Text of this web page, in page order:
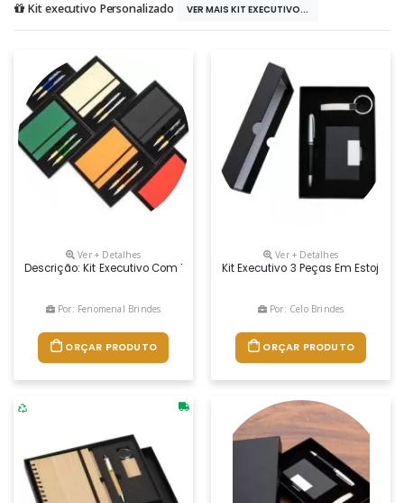
Kit executivo Personalizado VER MAIS KIT EXECUTIVO...
Ver + Detalhes
Descrição: Kit Executivo Com Três Peças, Composto Por Uma
Por: Fenomenal Brindes
ORÇAR PRODUTO
Ver + Detalhes
Kit Executivo 3 Peças Em Estojo
Por: Celo Brindes
ORÇAR PRODUTO